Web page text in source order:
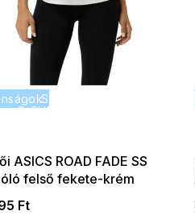
SUMMER SALE -35% ?
G_SUMMER35:35:HUF:P:f!2026-
ASICS ROAD FADE SS
felső fekete-krém
Ft